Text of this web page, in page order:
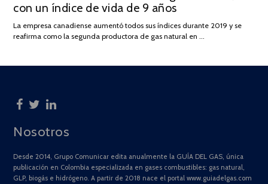
JULIO
2025
con un índice de vida de 9 años
La empresa canadiense aumentó todos sus índices durante 2019 y se
reafirma como la segunda productora de gas natural en …
Nosotros
Desde 2014, Grupo Comunicar edita anualmente la GUÍA DEL GAS, única
publicación en Colombia especializada en gases combustibles: gas natural,
GLP, biogás e hidrógeno. A partir de 2018 nace el portal www.guiadelgas.com